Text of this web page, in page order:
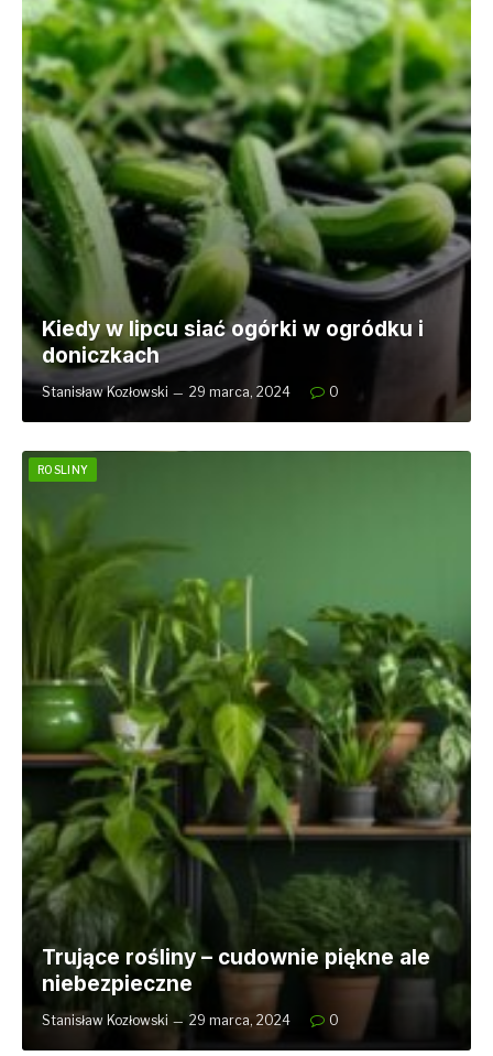
Kiedy w lipcu siać ogórki w ogródku i
doniczkach
Stanisław Kozłowski 29 marca, 2024 0
ROSLINY
Trujące rośliny – cudownie piękne ale
niebezpieczne
Stanisław Kozłowski 29 marca, 2024 0